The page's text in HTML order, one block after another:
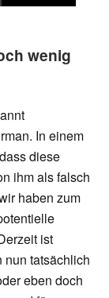
wenig
In einem
diese
ihm als falsch
haben zum
ist
nun tatsächlich
eben doch